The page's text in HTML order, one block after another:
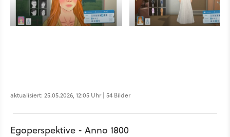
aktualisiert: 25.05.2026, 12:05 Uhr | 54 Bilder
Egoperspektive - Anno 1800